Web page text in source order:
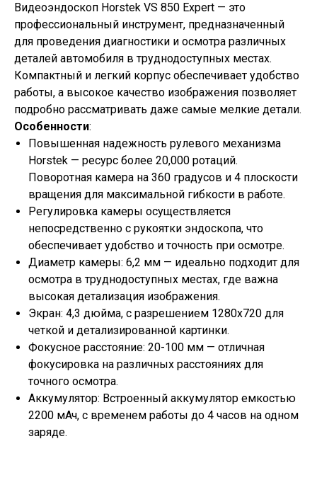
Видеоэндоскоп Horstek VS 850 Expert — это
профессиональный инструмент, предназначенный
для проведения диагностики и осмотра различных
деталей автомобиля в труднодоступных местах.
Компактный и легкий корпус обеспечивает удобство
работы, а высокое качество изображения позволяет
подробно рассматривать даже самые мелкие детали.
Особенности:
Повышенная надежность рулевого механизма
Horstek — ресурс более 20,000 ротаций.
Поворотная камера на 360 градусов и 4 плоскости
вращения для максимальной гибкости в работе.
Регулировка камеры осуществляется
непосредственно с рукоятки эндоскопа, что
обеспечивает удобство и точность при осмотре.
Диаметр камеры: 6,2 мм — идеально подходит для
осмотра в труднодоступных местах, где важна
высокая детализация изображения.
Экран: 4,3 дюйма, с разрешением 1280x720 для
четкой и детализированной картинки.
Фокусное расстояние: 20-100 мм — отличная
фокусировка на различных расстояниях для
точного осмотра.
Аккумулятор: Встроенный аккумулятор емкостью
2200 мАч, с временем работы до 4 часов на одном
заряде.